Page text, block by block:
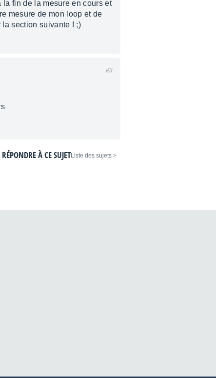
fin de la mesure en cours et
mesure de mon loop et de
section suivante ! ;)
#3
< Liste des sujets
RÉPONDRE À CE SUJET